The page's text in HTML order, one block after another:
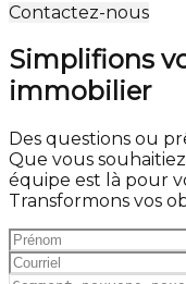
Contactez-nous
Simplifions
immobilier
Des questions ou
Que vous
équipe est là pour
Transformons vos